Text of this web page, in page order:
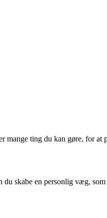
ting du kan gøre, for
skabe en personlig væg,